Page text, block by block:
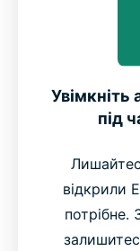
під
відкрили
потрібне.